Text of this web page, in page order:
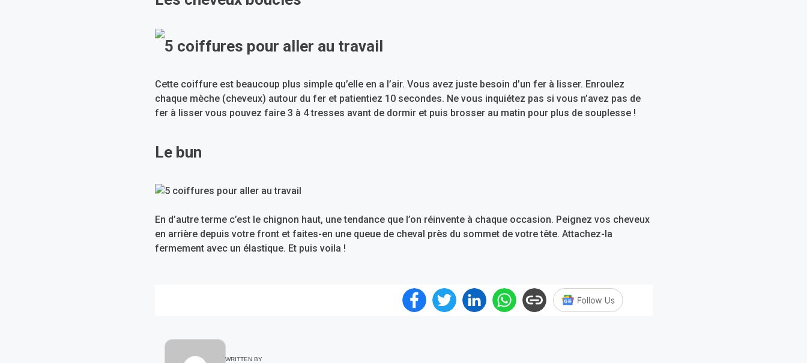
Cette coiffure est beaucoup plus simple qu’elle en a l’air. Vous avez juste besoin d’un fer à lisser. Enroulez
chaque mèche (cheveux) autour du fer et patientiez 10 secondes. Ne vous inquiétez pas si vous n’avez pas de
fer à lisser vous pouvez faire 3 à 4 tresses avant de dormir et puis brosser au matin pour plus de souplesse !
Le bun
En d’autre terme c’est le chignon haut, une tendance que l’on réinvente à chaque occasion. Peignez vos cheveux
en arrière depuis votre front et faites-en une queue de cheval près du sommet de votre tête. Attachez-la
fermement avec un élastique. Et puis voila !
WRITTEN BY